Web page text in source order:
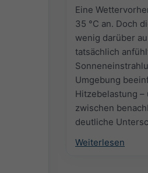
Eine
35 °C an. Doch
wenig darüber
tatsächlich
Umgebung
Hitzebelastung
zwischen
deutliche
Weiterlesen